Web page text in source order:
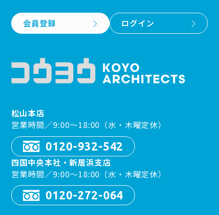
会員登録 ログイン
松山本店
営業時間／9:00〜18:00（水・木曜定休）
0120-932-542
四国中央本社・新居浜支店
営業時間／9:00〜18:00（水・木曜定休）
0120-272-064